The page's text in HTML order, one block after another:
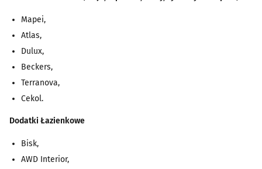
Mapei,
Atlas,
Dulux,
Beckers,
Terranova,
Cekol.
Dodatki Łazienkowe
Bisk,
AWD Interior,